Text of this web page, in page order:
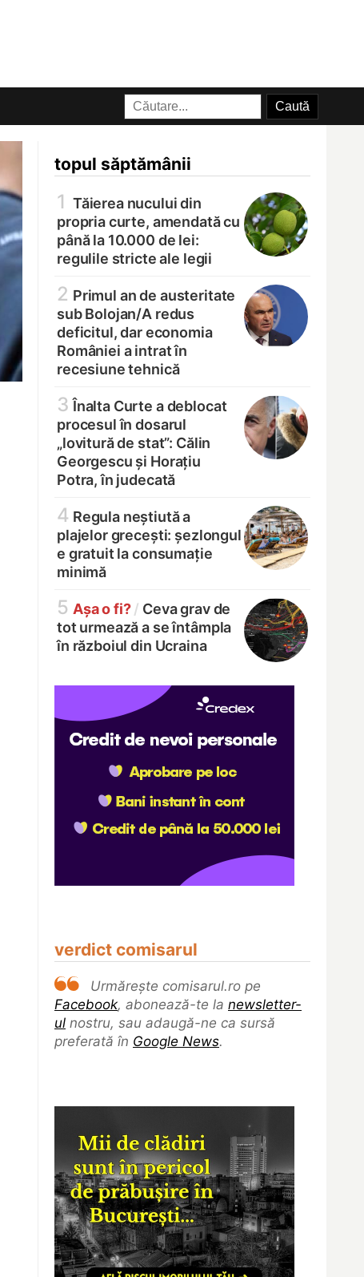
topul săptămânii
1 Tăierea nucului din
propria curte, amendată cu
până la 10.000 de lei:
regulile stricte ale legii
2 Primul an de austeritate
sub Bolojan/A redus
deficitul, dar economia
României a intrat în
recesiune tehnică
3 Înalta Curte a deblocat
procesul în dosarul
„lovitură de stat”: Călin
Georgescu și Horațiu
Potra, în judecată
4 Regula neștiută a
plajelor grecești: șezlongul
e gratuit la consumație
minimă
5 Așa o fi? / Ceva grav de
tot urmează a se întâmpla
în războiul din Ucraina
verdict comisarul
Urmărește comisarul.ro pe
Facebook, abonează-te la newsletter-
ul nostru, sau adaugă-ne ca sursă
preferată în Google News.